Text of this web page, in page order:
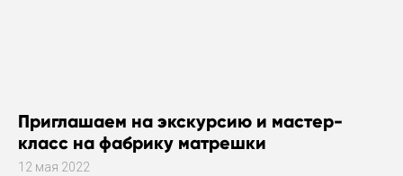
Приглашаем на экскурсию и мастер-
класс на фабрику матрешки
12 мая 2022